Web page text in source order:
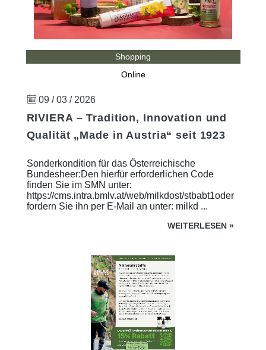
Shopping
Online
09 / 03 / 2026
RIVIERA – Tradition, Innovation und
Qualität „Made in Austria“ seit 1923
Sonderkondition für das Österreichische
Bundesheer:Den hierfür erforderlichen Code
finden Sie im SMN unter:
https://cms.intra.bmlv.at/web/milkdost/stbabt1oder
fordern Sie ihn per E-Mail an unter: milkd ...
WEITERLESEN »